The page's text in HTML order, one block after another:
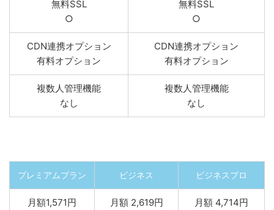
無料SSL
○
無料SSL
○
CDN連携オプション
有料オプション
CDN連携オプション
有料オプション
複数人管理機能
なし
複数人管理機能
なし
プレミアムプラン ビジネス ビジネスプロ
月額1,571円 月額 2,619円 月額 4,714円